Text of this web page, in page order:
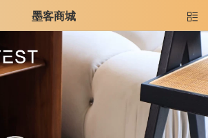
墨客商城 